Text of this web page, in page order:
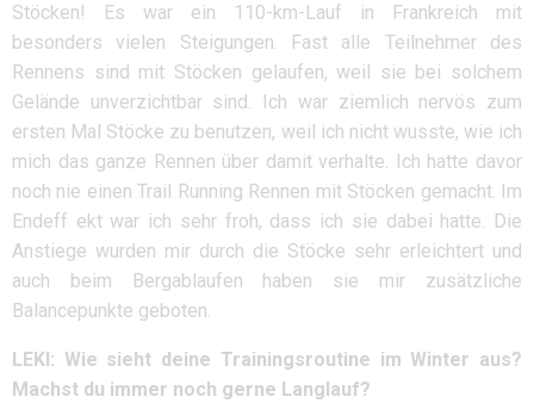
Stöcken! Es war ein 110-km-Lauf in Frankreich mit
besonders vielen Steigungen. Fast alle Teilnehmer des
Rennens sind mit Stöcken gelaufen, weil sie bei solchem
Gelände unverzichtbar sind. Ich war ziemlich nervös zum
ersten Mal Stöcke zu benutzen, weil ich nicht wusste, wie ich
mich das ganze Rennen über damit verhalte. Ich hatte davor
noch nie einen Trail Running Rennen mit Stöcken gemacht. Im
Endeff ekt war ich sehr froh, dass ich sie dabei hatte. Die
Anstiege wurden mir durch die Stöcke sehr erleichtert und
auch beim Bergablaufen haben sie mir zusätzliche
Balancepunkte geboten.
LEKI: Wie sieht deine Trainingsroutine im Winter aus?
Machst du immer noch gerne Langlauf?